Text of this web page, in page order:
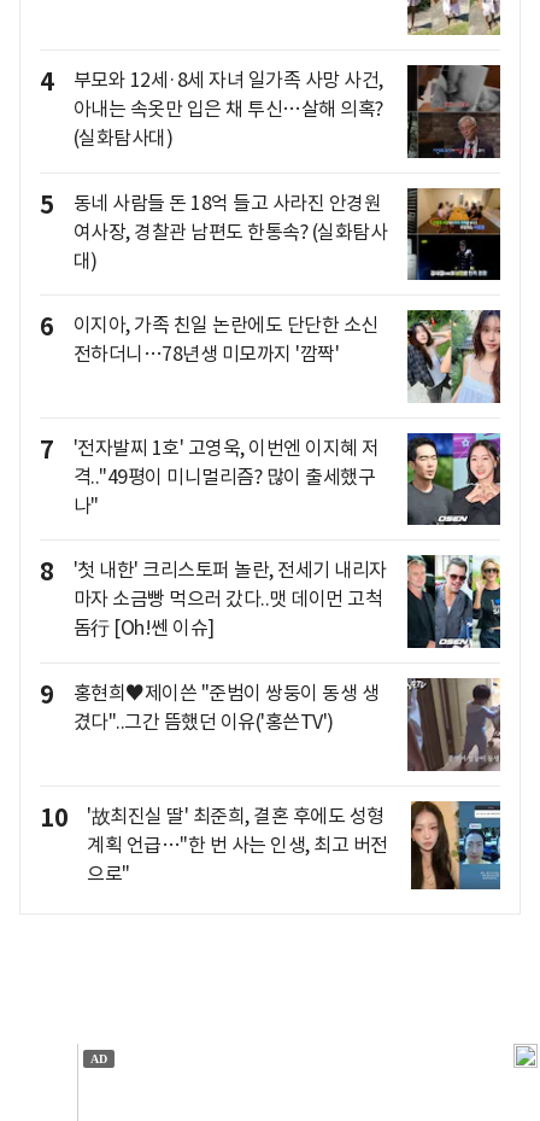
4
부모와 12세·8세 자녀 일가족 사망 사건,
아내는 속옷만 입은 채 투신…살해 의혹?
(실화탐사대)
5
동네 사람들 돈 18억 들고 사라진 안경원
여사장, 경찰관 남편도 한통속? (실화탐사
대)
6
이지아, 가족 친일 논란에도 단단한 소신
전하더니…78년생 미모까지 '깜짝'
7
'전자발찌 1호' 고영욱, 이번엔 이지혜 저
격.."49평이 미니멀리즘? 많이 출세했구
나"
8
'첫 내한' 크리스토퍼 놀란, 전세기 내리자
마자 소금빵 먹으러 갔다..맷 데이먼 고척
돔行 [Oh!쎈 이슈]
9
홍현희♥제이쓴 "준범이 쌍둥이 동생 생
겼다"..그간 뜸했던 이유('홍쓴TV')
10
'故최진실 딸' 최준희, 결혼 후에도 성형
계획 언급…"한 번 사는 인생, 최고 버전
으로"